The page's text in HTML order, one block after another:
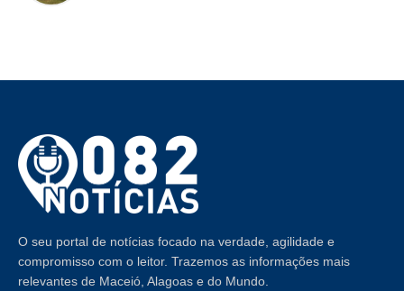
O seu portal de notícias focado na verdade, agilidade e
compromisso com o leitor. Trazemos as informações mais
relevantes de Maceió, Alagoas e do Mundo.